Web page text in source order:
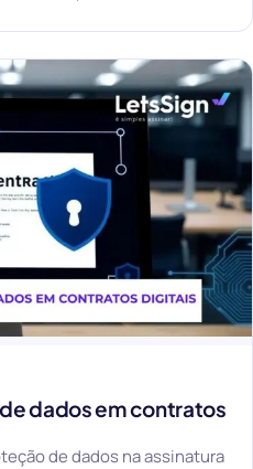
dados em contratos
de dados na assinatura